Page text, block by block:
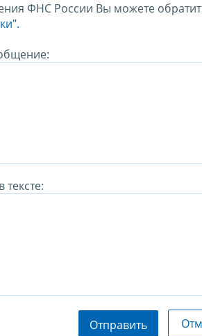
ФНС России Вы можете
Отправить